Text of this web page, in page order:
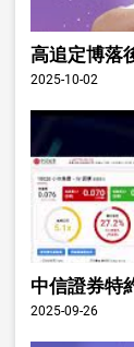
高追定博落
2025-10-02
中信證券特
2025-09-26